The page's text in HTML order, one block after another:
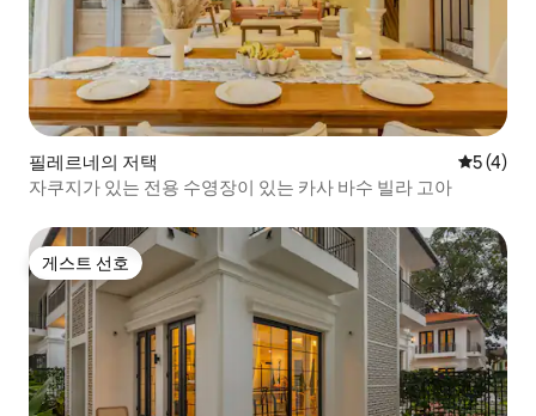
필레르네의 저택 평점 5점
5 (4)
자쿠지가 있는 전용 수영장이 있는 카사 바수 빌라 고아
게스트 선호
게스트 선호